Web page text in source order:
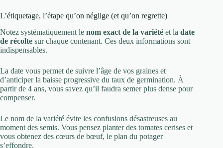
L’étiquetage, l’étape qu’on néglige (et qu’on regrette)
Notez systématiquement le nom exact de la variété et la date
de récolte sur chaque contenant. Ces deux informations sont
indispensables.
La date vous permet de suivre l’âge de vos graines et
d’anticiper la baisse progressive du taux de germination. À
partir de 4 ans, vous savez qu’il faudra semer plus dense pour
compenser.
Le nom de la variété évite les confusions désastreuses au
moment des semis. Vous pensez planter des tomates cerises et
vous obtenez des cœurs de bœuf, le plan du potager
s’effondre.